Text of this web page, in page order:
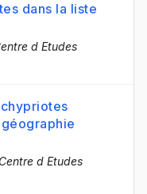
dans la liste
d Etudes
d Etudes